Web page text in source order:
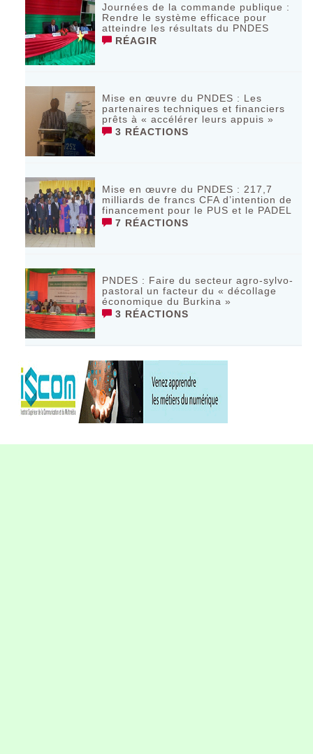
Journées de la commande publique :
Rendre le système efficace pour
atteindre les résultats du PNDES
RÉAGIR
Mise en œuvre du PNDES : Les
partenaires techniques et financiers
prêts à « accélérer leurs appuis »
3 RÉACTIONS
Mise en œuvre du PNDES : 217,7
milliards de francs CFA d’intention de
financement pour le PUS et le PADEL
7 RÉACTIONS
PNDES : Faire du secteur agro-sylvo-
pastoral un facteur du « décollage
économique du Burkina »
3 RÉACTIONS